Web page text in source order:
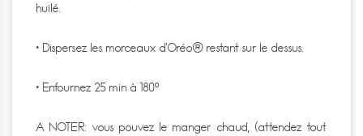
huilé.
• Dispersez les morceaux d’Oréo® restant sur le dessus.
• Enfournez 25 min à 180°
A NOTER: vous pouvez le manger chaud, (attendez tout